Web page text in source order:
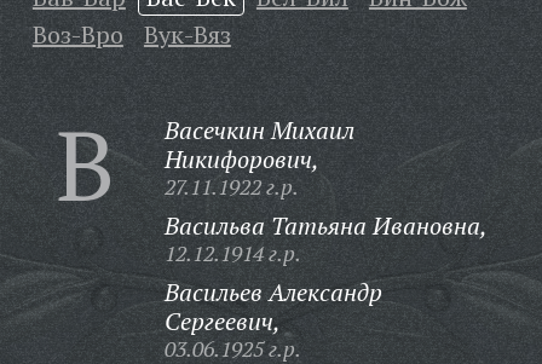
Воз-Вро
Вук-Вяз
В
Васечкин Михаил
Никифорович,
27.11.1922 г.р.
Васильва Татьяна Ивановна,
12.12.1914 г.р.
Васильев Александр
Сергеевич,
03.06.1925 г.р.